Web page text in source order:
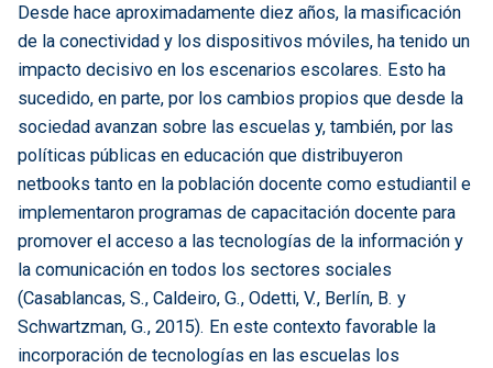
Desde hace aproximadamente diez años, la masificación
de la conectividad y los dispositivos móviles, ha tenido un
impacto decisivo en los escenarios escolares. Esto ha
sucedido, en parte, por los cambios propios que desde la
sociedad avanzan sobre las escuelas y, también, por las
políticas públicas en educación que distribuyeron
netbooks tanto en la población docente como estudiantil e
implementaron programas de capacitación docente para
promover el acceso a las tecnologías de la información y
la comunicación en todos los sectores sociales
(Casablancas, S., Caldeiro, G., Odetti, V., Berlín, B. y
Schwartzman, G., 2015). En este contexto favorable la
incorporación de tecnologías en las escuelas los